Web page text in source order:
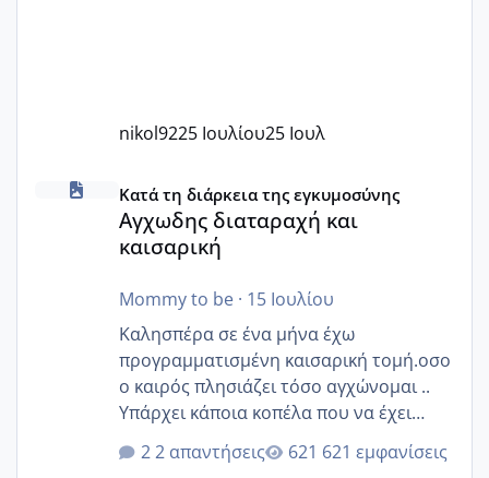
nikol9225 Ιουλίου25 Ιουλ
Αγχωδης διαταραχή και καισαρική
Κατά τη διάρκεια της εγκυμοσύνης
Αγχωδης διαταραχή και
καισαρική
Mommy to be· 15 Ιουλίου
Καλησπέρα σε ένα μήνα έχω
προγραμματισμένη καισαρική τομή.οσο
ο καιρός πλησιάζει τόσο αγχώνομαι ..
Υπάρχει κάποια κοπέλα που να έχει
παρόμοιο ιστορικό να μας πει την
εμπειρία της;Να σημειώσω είναι η
2 απαντήσεις 621 εμφανίσεις